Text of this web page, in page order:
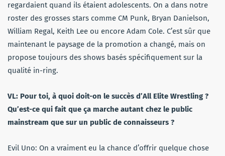
regardaient quand ils étaient adolescents. On a dans notre
roster des grosses stars comme CM Punk, Bryan Danielson,
William Regal, Keith Lee ou encore Adam Cole. C’est sûr que
maintenant le paysage de la promotion a changé, mais on
propose toujours des shows basés spécifiquement sur la
qualité in-ring.
VL: Pour toi, à quoi doit-on le succès d’All Elite Wrestling ?
Qu’est-ce qui fait que ça marche autant chez le public
mainstream que sur un public de connaisseurs ?
Evil Uno: On a vraiment eu la chance d’offrir quelque chose